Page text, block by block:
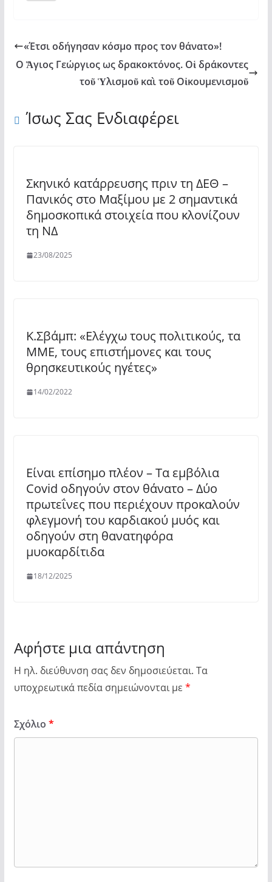
«Έτσι οδήγησαν κόσμο προς τον θάνατο»!
Ο Ἅγιος Γεώργιος ως δρακοκτόνος. Οἱ δράκοντες
τοῦ Ὑλισμοῦ καὶ τοῦ Οἰκουμενισμοῦ
Ίσως Σας Ενδιαφέρει
Σκηνικό κατάρρευσης πριν τη ΔΕΘ –
Πανικός στο Μαξίμου με 2 σημαντικά
δημοσκοπικά στοιχεία που κλονίζουν
τη ΝΔ
23/08/2025
Κ.Σβάμπ: «Ελέγχω τους πολιτικούς, τα
ΜΜΕ, τους επιστήμονες και τους
θρησκευτικούς ηγέτες»
14/02/2022
Είναι επίσημο πλέον – Τα εμβόλια
Covid οδηγούν στον θάνατο – Δύο
πρωτεΐνες που περιέχουν προκαλούν
φλεγμονή του καρδιακού μυός και
οδηγούν στη θανατηφόρα
μυοκαρδίτιδα
18/12/2025
Αφήστε μια απάντηση
Η ηλ. διεύθυνση σας δεν δημοσιεύεται. Τα
υποχρεωτικά πεδία σημειώνονται με *
Σχόλιο *